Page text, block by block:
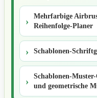
Mehrfarbige
Reihenfolge-Planer
Schablonen-
Schablonen-
und geometrische